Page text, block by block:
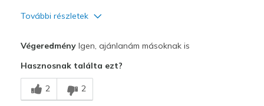
További részletek
Breathe Well
Comfortable
VégeredményIgen, ajánlanám másoknak is
Hasznosnak találta ezt?
2 2